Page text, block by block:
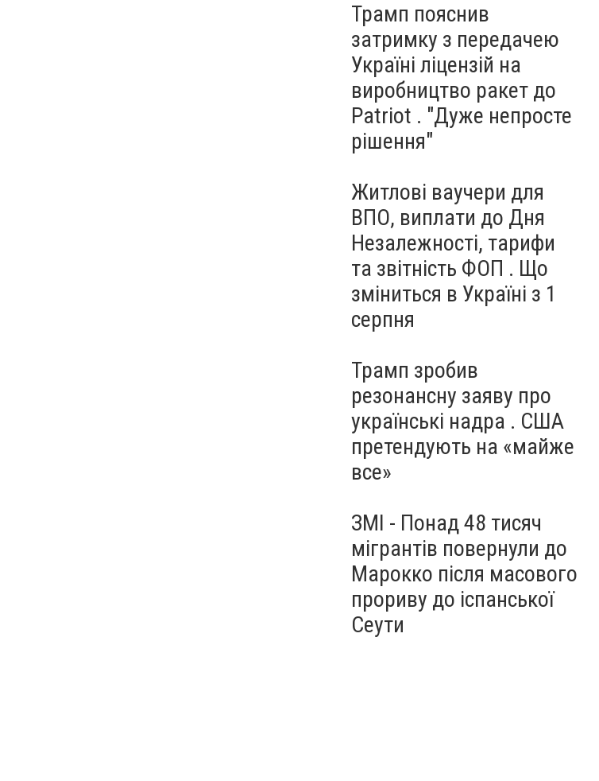
Трамп пояснив
затримку з передачею
Україні ліцензій на
виробництво ракет до
Patriot . "Дуже непросте
рішення"
Житлові ваучери для
ВПО, виплати до Дня
Незалежності, тарифи
та звітність ФОП . Що
зміниться в Україні з 1
серпня
Трамп зробив
резонансну заяву про
українські надра . США
претендують на «майже
все»
ЗМІ - Понад 48 тисяч
мігрантів повернули до
Марокко після масового
прориву до іспанської
Сеути